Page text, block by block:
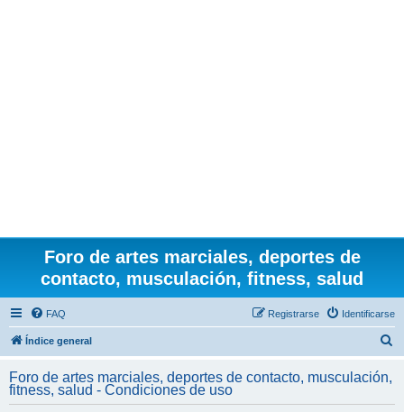
Foro de artes marciales, deportes de
contacto, musculación, fitness, salud
FAQ Identificarse
Registrarse
Índice general
c
Foro de artes marciales, deportes de contacto, musculación,
fitness, salud - Condiciones de uso